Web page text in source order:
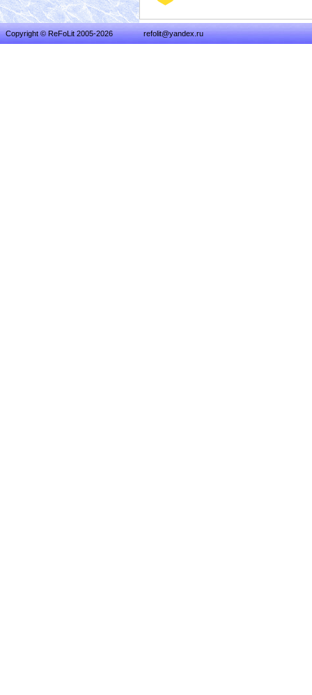
Copyright © ReFoLit 2005-2026 refolit@yandex.ru